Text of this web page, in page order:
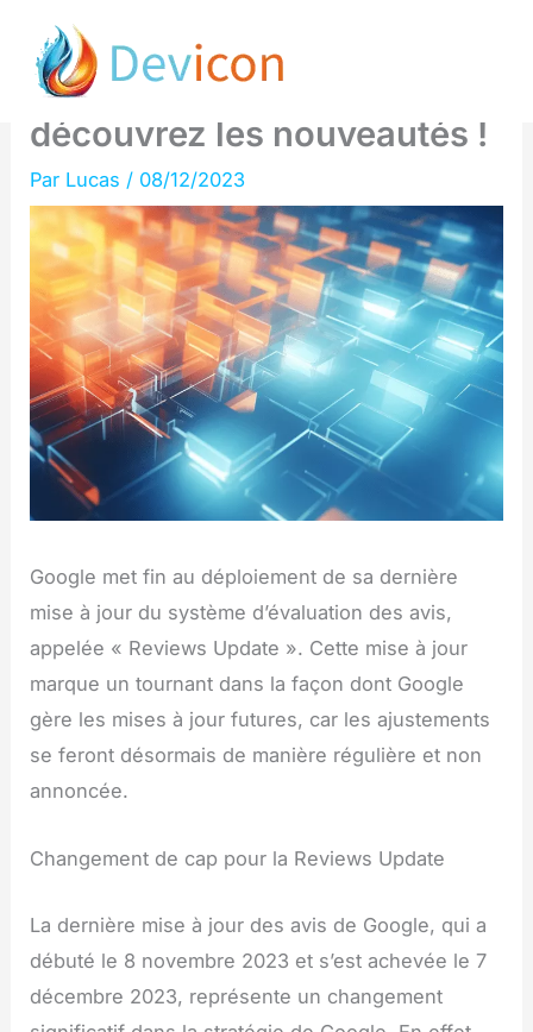
contenu
Google achève sa dernière
mise à jour de Reviews :
découvrez les nouveautés !
Par Lucas / 08/12/2023
Google met fin au déploiement de sa dernière
mise à jour du système d’évaluation des avis,
appelée « Reviews Update ». Cette mise à jour
marque un tournant dans la façon dont Google
gère les mises à jour futures, car les ajustements
se feront désormais de manière régulière et non
annoncée.
Changement de cap pour la Reviews Update
La dernière mise à jour des avis de Google, qui a
débuté le 8 novembre 2023 et s’est achevée le 7
décembre 2023, représente un changement